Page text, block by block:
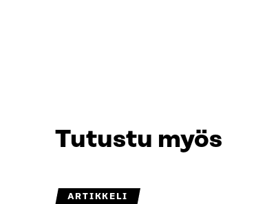
Tutustu myös
ARTIKKELI